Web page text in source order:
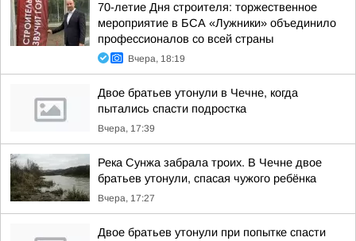
70-летие Дня строителя: торжественное
мероприятие в БСА «Лужники» объединило
профессионалов со всей страны
Вчера, 18:19
Двое братьев утонули в Чечне, когда
пытались спасти подростка
Вчера, 17:39
Река Сунжа забрала троих. В Чечне двое
братьев утонули, спасая чужого ребёнка
Вчера, 17:27
Двое братьев утонули при попытке спасти